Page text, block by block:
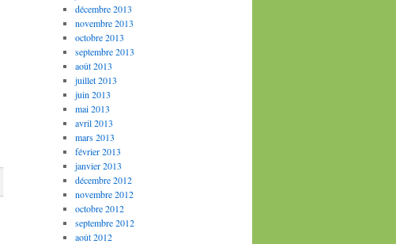
décembre 2013
novembre 2013
octobre 2013
septembre 2013
août 2013
juillet 2013
juin 2013
mai 2013
avril 2013
mars 2013
février 2013
janvier 2013
décembre 2012
novembre 2012
octobre 2012
septembre 2012
août 2012